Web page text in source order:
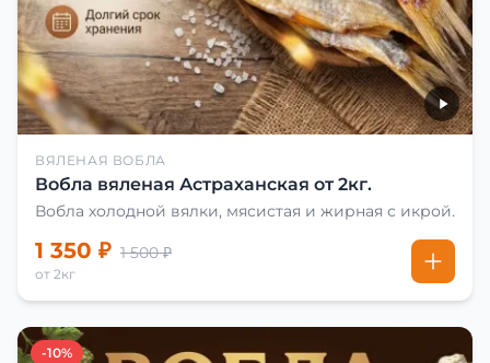
ВЯЛЕНАЯ ВОБЛА
Вобла вяленая Астраханская от 2кг.
Вобла холодной вялки, мясистая и жирная с икрой.
1 350 ₽ 1 500 ₽
от 2кг
-10%